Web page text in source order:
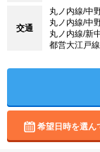
交通
丸ノ内線/中
丸ノ内線/中
丸ノ内線/新
都営大江戸
希望日時を選ん